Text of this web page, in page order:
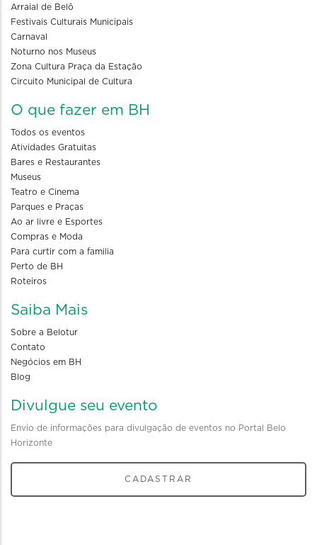
Arraial de Belô
Festivais Culturais Municipais
Carnaval
Noturno nos Museus
Zona Cultura Praça da Estação
Circuito Municipal de Cultura
O que fazer em BH
Todos os eventos
Atividades Gratuitas
Bares e Restaurantes
Museus
Teatro e Cinema
Parques e Praças
Ao ar livre e Esportes
Compras e Moda
Para curtir com a familia
Perto de BH
Roteiros
Saiba Mais
Sobre a Belotur
Contato
Negócios em BH
Blog
Divulgue seu evento
Envio de informações para divulgação de eventos no Portal Belo
Horizonte
CADASTRAR